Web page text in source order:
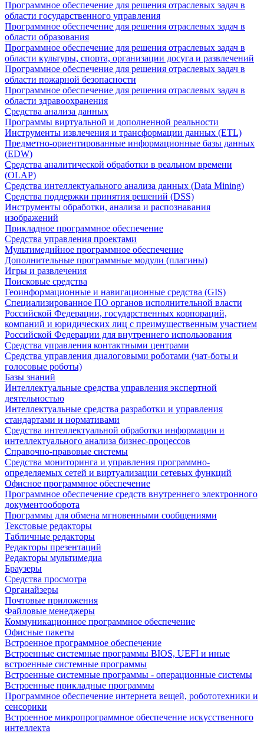
Программное обеспечение для решения отраслевых задач в
области государственного управления
Программное обеспечение для решения отраслевых задач в
области образования
Программное обеспечение для решения отраслевых задач в
области культуры, спорта, организации досуга и развлечений
Программное обеспечение для решения отраслевых задач в
области пожарной безопасности
Программное обеспечение для решения отраслевых задач в
области здравоохранения
Средства анализа данных
Программы виртуальной и дополненной реальности
Инструменты извлечения и трансформации данных (ETL)
Предметно-ориентированные информационные базы данных
(EDW)
Средства аналитической обработки в реальном времени
(OLAP)
Средства интеллектуального анализа данных (Data Mining)
Средства поддержки принятия решений (DSS)
Инструменты обработки, анализа и распознавания
изображений
Прикладное программное обеспечение
Средства управления проектами
Мультимедийное программное обеспечение
Дополнительные программные модули (плагины)
Игры и развлечения
Поисковые средства
Геоинформационные и навигационные средства (GIS)
Специализированное ПО органов исполнительной власти
Российской Федерации, государственных корпораций,
компаний и юридических лиц с преимущественным участием
Российской Федерации для внутреннего использования
Средства управления контактными центрами
Средства управления диалоговыми роботами (чат-боты и
голосовые роботы)
Базы знаний
Интеллектуальные средства управления экспертной
деятельностью
Интеллектуальные средства разработки и управления
стандартами и нормативами
Средства интеллектуальной обработки информации и
интеллектуального анализа бизнес-процессов
Справочно-правовые системы
Средства мониторинга и управления программно-
определяемых сетей и виртуализации сетевых функций
Офисное программное обеспечение
Программное обеспечение средств внутреннего электронного
документооборота
Программы для обмена мгновенными сообщениями
Текстовые редакторы
Табличные редакторы
Редакторы презентаций
Редакторы мультимедиа
Браузеры
Средства просмотра
Органайзеры
Почтовые приложения
Файловые менеджеры
Коммуникационное программное обеспечение
Офисные пакеты
Встроенное программное обеспечение
Встроенные системные программы BIOS, UEFI и иные
встроенные системные программы
Встроенные системные программы - операционные системы
Встроенные прикладные программы
Программное обеспечение интернета вещей, робототехники и
сенсорики
Встроенное микропрограммное обеспечение искусственного
интеллекта